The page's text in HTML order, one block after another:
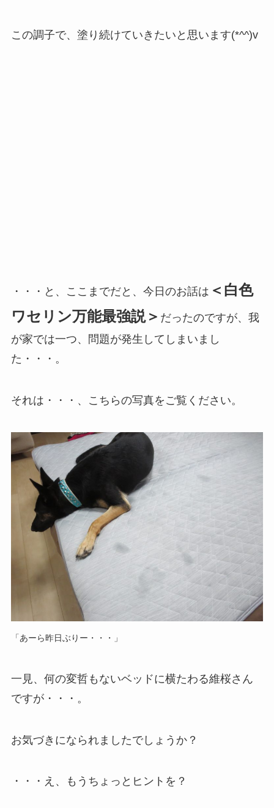
この調子で、塗り続けていきたいと思います(*^^)v
・・・と、ここまでだと、今日のお話は ＜白色
ワセリン万能最強説＞ だったのですが、我
が家では一つ、問題が発生してしまいまし
た・・・。
それは・・・、こちらの写真をご覧ください。
「あーら昨日ぶりー・・・」
一見、何の変哲もないベッドに横たわる維桜さん
ですが・・・。
お気づきになられましたでしょうか？
・・・え、もうちょっとヒントを？